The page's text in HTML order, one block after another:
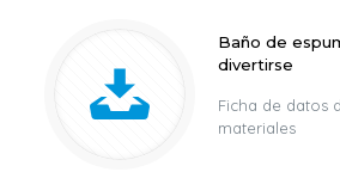
Baño de
divertirse
Ficha de datos
materiales